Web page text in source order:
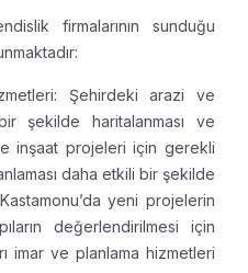
firmalarının sunduğu
Şehirdeki arazi ve
şekilde haritalanması ve
inşaat projeleri için gerekli
daha etkili bir şekilde
yeni projelerin
değerlendirilmesi için
imar ve planlama hizmetleri